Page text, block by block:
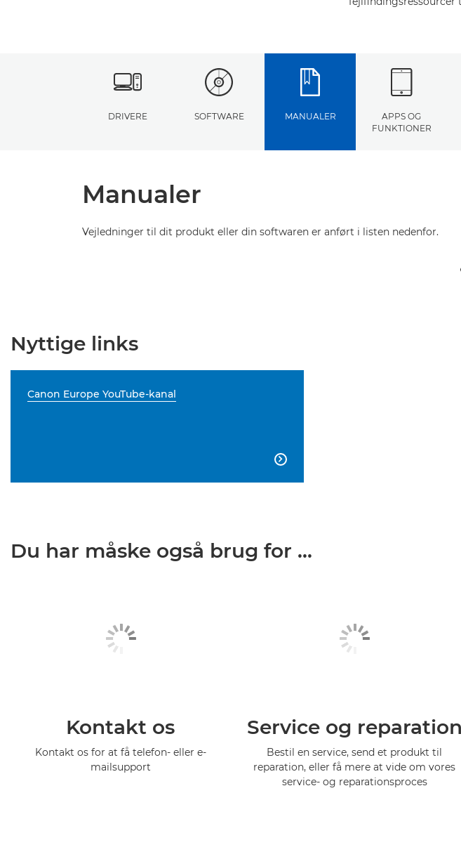
DRIVERE SOFTWARE MANUALER
APPS OG
FUNKTIONER
Manualer
Vejledninger til dit produkt eller din softwaren er anført i listen nedenfor.
Nyttige links
Canon Europe YouTube-kanal

Du har måske også brug for ...
Kontakt os
Kontakt os for at få telefon- eller e-
mailsupport
Service og reparation
Bestil en service, send et produkt til
reparation, eller få mere at vide om vores
service- og reparationsproces